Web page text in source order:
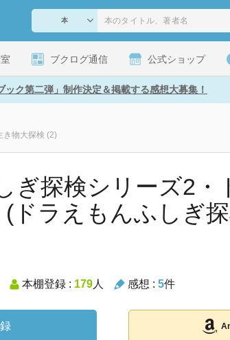
ブクログ通信 公式ショップ
ック第二弾」制作決定＆掲載する感想大募集！
き物大探検 (2)
ぎ探検シリーズ2・
ドラえもんふしぎ
本棚登録 : 179人 感想 : 5件